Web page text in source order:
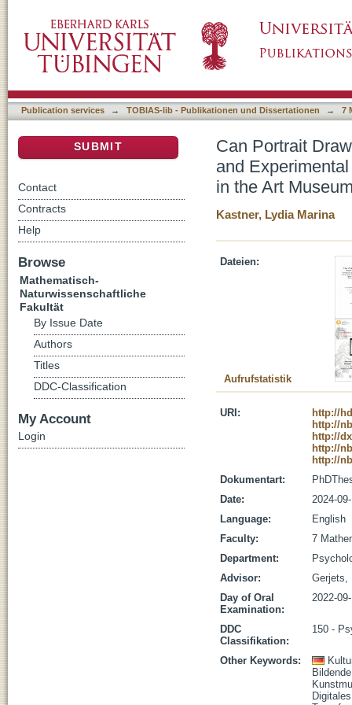
Evidence-Based Visual Arts Courses in the
Concept
Publication services → TOBIAS-lib - Publikationen und Dissertationen → 7
Can Portrait
and
in the Art
Kastner, Lydia Marina
Dateien:
Aufrufstatistik
URI:
http://
http://
http://
http://
http://
Dokumentart:
Date:
2024-
Language:
English
Faculty:
7
Department:
Advisor:
Gerjets,
Day of Oral
Examination:
2022-
DDC
Classifikation:
150 -
Other Keywords:
SUBMIT
Contact
Contracts
Help
Browse
Mathematisch-
Naturwissenschaftliche
Fakultät
By Issue Date
Authors
Titles
DDC-Classification
My Account
Login